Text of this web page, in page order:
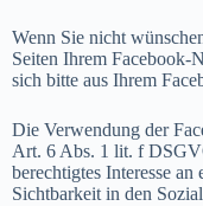
Wenn Sie nicht
Seiten Ihrem Facebook-
sich bitte aus Ihrem
Die Verwendung der
Art. 6 Abs. 1 lit. f
berechtigtes Interesse
Sichtbarkeit in den